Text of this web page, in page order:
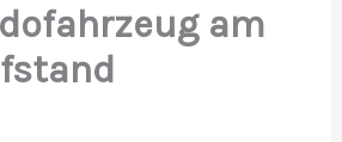
am